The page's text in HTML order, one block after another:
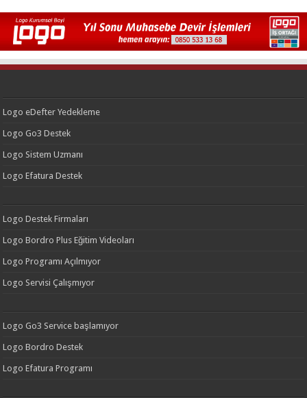
Logo eDefter Yedekleme
Logo Go3 Destek
Logo Sistem Uzmanı
Logo Efatura Destek
Logo Destek Firmaları
Logo Bordro Plus Eğitim Videoları
Logo Programı Açılmıyor
Logo Servisi Çalışmıyor
Logo Go3 Service başlamıyor
Logo Bordro Destek
Logo Efatura Programı